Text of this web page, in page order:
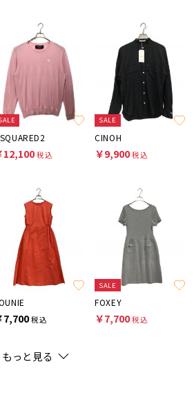
12,100税込
SALE
CINOH
￥9,900税込
7,700税込
SALE
FOXEY
￥7,700税込
もっと見る